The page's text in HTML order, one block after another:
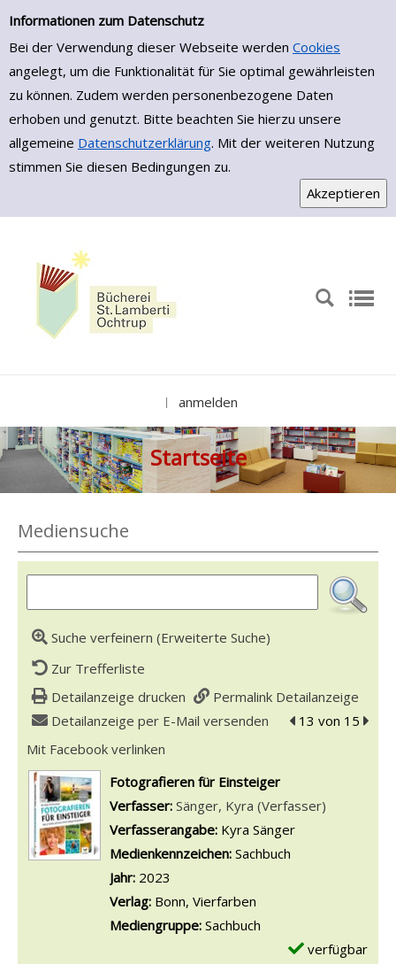
Informationen zum Datenschutz
Bei der Verwendung dieser Webseite werden Cookies
angelegt, um die Funktionalität für Sie optimal gewährleisten
zu können. Zudem werden personenbezogene Daten
erhoben und genutzt. Bitte beachten Sie hierzu unsere
allgemeine Datenschutzerklärung. Mit der weiteren Nutzung
stimmen Sie diesen Bedingungen zu.
Zur Detailanzeige springen
anmelden
Startseite
Mediensuche
Suche verfeinern (Erweiterte Suche)
Zur Trefferliste
Detailanzeige drucken
Permalink Detailanzeige
Detailanzeige per E-Mail versenden
zum vorherigen
13 von 15 zum
Mit Facebook verlinken
wird in neuem Tab geöffnet
Fotografieren für Einsteiger
Verfasser: Suche nach diesem Verfasser
Sänger, Kyra (Verfasser)
Verfasserangabe: Kyra Sänger
Medienkennzeichen: Sachbuch
Jahr: 2023
Verlag: Bonn, Vierfarben
Mediengruppe: Sachbuch
verfügbar